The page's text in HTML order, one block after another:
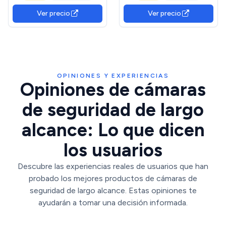
2k (3MP), detección de
Personas con IA,
Seguimiento de
Ver precio
cámara analógica
HDCVI/HDTVI/AHD/960H,
Carcasa de Metal IP66,
Ver precio
OPINIONES Y EXPERIENCIAS
Opiniones de cámaras
de seguridad de largo
alcance: Lo que dicen
los usuarios
Descubre las experiencias reales de usuarios que han
probado los mejores productos de cámaras de
seguridad de largo alcance. Estas opiniones te
ayudarán a tomar una decisión informada.